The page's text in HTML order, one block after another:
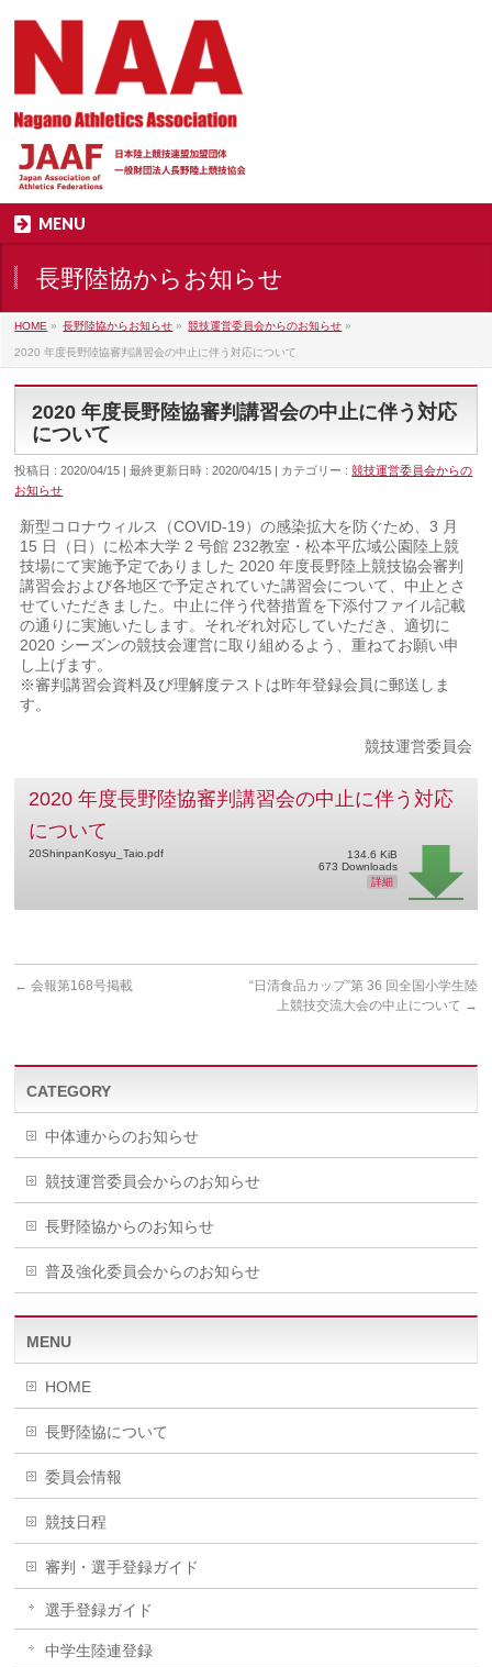
MENU
長野陸協からお知らせ
HOME » 長野陸協からお知らせ » 競技運営委員会からのお知らせ »
2020 年度長野陸協審判講習会の中止に伴う対応について
2020 年度長野陸協審判講習会の中止に伴う対応
について
投稿日 : 2020/04/15 最終更新日時 : 2020/04/15 カテゴリー :競技運営委員会からの
お知らせ
新型コロナウィルス（COVID-19）の感染拡大を防ぐため、3 月
15 日（日）に松本大学 2 号館 232教室・松本平広域公園陸上競
技場にて実施予定でありました 2020 年度長野陸上競技協会審判
講習会および各地区で予定されていた講習会について、中止とさ
せていただきました。中止に伴う代替措置を下添付ファイル記載
の通りに実施いたします。それぞれ対応していただき、適切に
2020 シーズンの競技会運営に取り組めるよう、重ねてお願い申
し上げます。
※審判講習会資料及び理解度テストは昨年登録会員に郵送しま
す。
競技運営委員会
2020 年度長野陸協審判講習会の中止に伴う対応
について
20ShinpanKosyu_Taio.pdf
134.6 KiB
673 Downloads
詳細
← 会報第168号掲載
“日清食品カップ”第 36 回全国小学生陸
上競技交流大会の中止について →
CATEGORY
中体連からのお知らせ
競技運営委員会からのお知らせ
長野陸協からのお知らせ
普及強化委員会からのお知らせ
MENU
HOME
長野陸協について
委員会情報
競技日程
審判・選手登録ガイド
選手登録ガイド
中学生陸連登録